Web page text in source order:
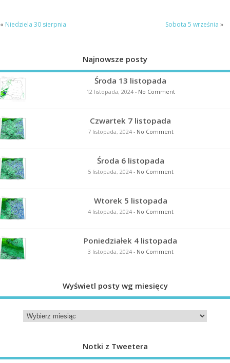
« Niedziela 30 sierpnia Sobota 5 września »
Najnowsze posty
Środa 13 listopada
12 listopada, 2024- No Comment
Czwartek 7 listopada
7 listopada, 2024- No Comment
Środa 6 listopada
5 listopada, 2024- No Comment
Wtorek 5 listopada
4 listopada, 2024- No Comment
Poniedziałek 4 listopada
3 listopada, 2024- No Comment
Wyświetl posty wg miesięcy
Notki z Tweetera